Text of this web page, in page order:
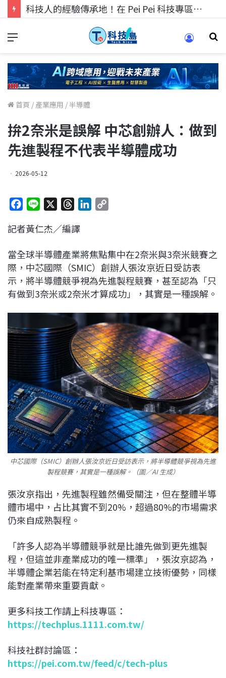
科技人的經驗傳承地！在 Pei Pei 科技專區，與學弟妹交流最硬核的技術
首頁 / 產業應用 /半導體
拚2奈米是誤解 中芯創辦人：做到
先進製程不代表半導體成功
2026-05-12
c
b
o
o
k
n
r
a
d
s
e
d
I
n
L
i
n
k
記者黃仁杰／編譯
當全球半導體產業將焦點集中在2奈米與3奈米競賽之
際，中芯國際（SMIC）創辦人張汝京近日受訪表
示，將半導體競爭視為先進製程競賽，甚至認為「只
有做到3奈米或2奈米才算成功」，其實是一種誤解。
中芯國際（SMIC）創辦人張汝京近日受訪表示，將半導體競爭視為先進
製程競賽，其實是一種誤解。（圖／AI 生成）
張汝京指出，先進製程雖然備受關注，但在整體半導
體市場中，占比其實不到20%，超過80%的市場需求
仍來自成熟製程。
「許多人認為半導體競爭就是比誰先做到更先進製
程，但這並非產業成功的唯一標準」，張汝京認為，
半導體企業若能在特定利基市場建立技術優勢，同樣
能對產業帶來重要貢獻。
更多科技工作請上科技專區：
https://techplus.1111.com.tw/
科技社群討論區：
https://pei.com.tw/feed/c/tech-plus